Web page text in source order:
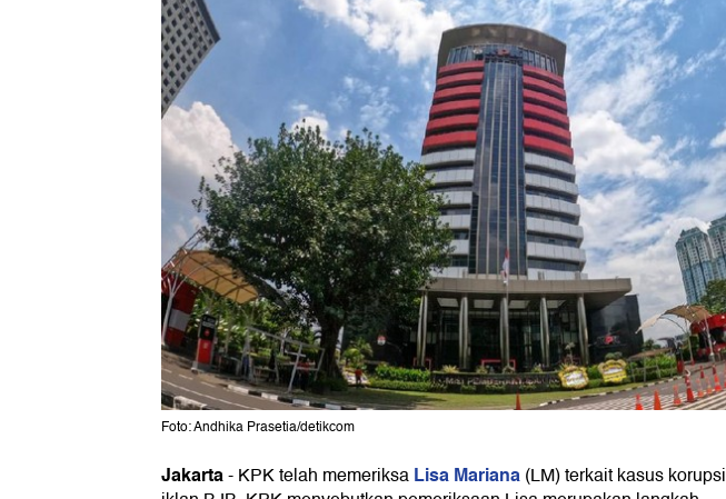
Foto: Andhika Prasetia/detikcom
Jakarta-KPK telah memeriksaLisa Mariana(LM) terkait kasus korupsi